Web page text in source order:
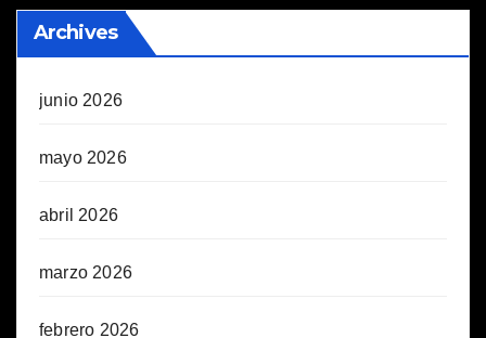
Archives
junio 2026
mayo 2026
abril 2026
marzo 2026
febrero 2026